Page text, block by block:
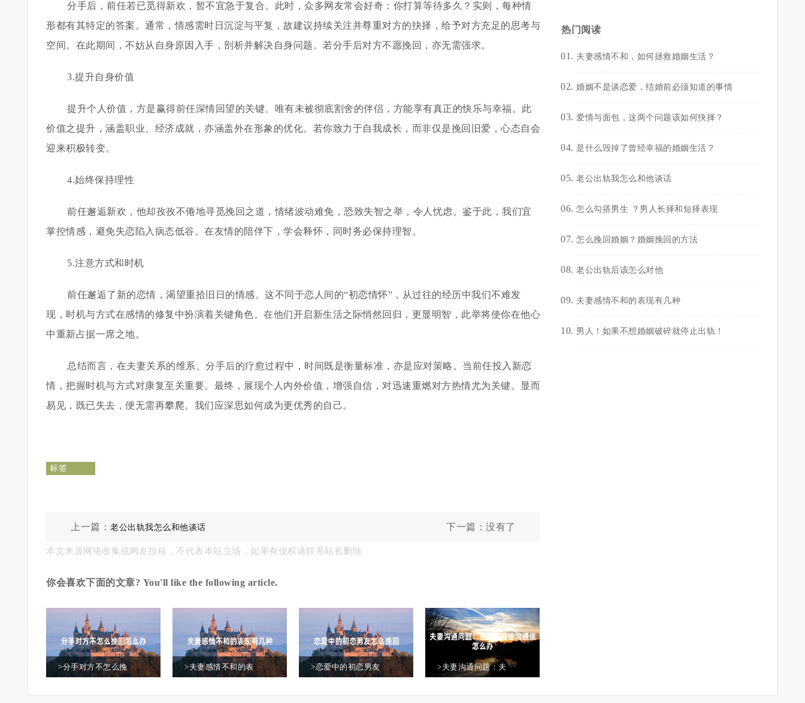
分手后，前任若已觅得新欢，暂不宜急于复合。此时，众多网友常会好奇：你打算等待多久？实则，每种情
形都有其特定的答案。通常，情感需时日沉淀与平复，故建议持续关注并尊重对方的抉择，给予对方充足的思考与
空间。在此期间，不妨从自身原因入手，剖析并解决自身问题。若分手后对方不愿挽回，亦无需强求。
3.提升自身价值
提升个人价值，方是赢得前任深情回望的关键。唯有未被彻底割舍的伴侣，方能享有真正的快乐与幸福。此
价值之提升，涵盖职业、经济成就，亦涵盖外在形象的优化。若你致力于自我成长，而非仅是挽回旧爱，心态自会
迎来积极转变。
4.始终保持理性
前任邂逅新欢，他却孜孜不倦地寻觅挽回之道，情绪波动难免，恐致失智之举，令人忧虑。鉴于此，我们宜
掌控情感，避免失恋陷入病态低谷。在友情的陪伴下，学会释怀，同时务必保持理智。
5.注意方式和时机
前任邂逅了新的恋情，渴望重拾旧日的情感。这不同于恋人间的“初恋情怀”，从过往的经历中我们不难发
现，时机与方式在感情的修复中扮演着关键角色。在他们开启新生活之际悄然回归，更显明智，此举将使你在他心
中重新占据一席之地。
总结而言，在夫妻关系的维系、分手后的疗愈过程中，时间既是衡量标准，亦是应对策略。当前任投入新恋
情，把握时机与方式对康复至关重要。最终，展现个人内外价值，增强自信，对迅速重燃对方热情尤为关键。显而
易见，既已失去，便无需再攀爬。我们应深思如何成为更优秀的自己。
标签
上一篇：老公出轨我怎么和他谈话 下一篇：没有了
本文来源网络收集或网友投稿，不代表本站立场，如果有侵权请联系站长删除
你会喜欢下面的文章? You'll like the following article.
>分手对方不怎么挽 >夫妻感情不和的表 >恋爱中的初恋男友 >夫妻沟通问题：夫
热门阅读
夫妻感情不和，如何拯救婚姻生活？
婚姻不是谈恋爱，结婚前必须知道的事情
爱情与面包，这两个问题该如何抉择？
是什么毁掉了曾经幸福的婚姻生活？
老公出轨我怎么和他谈话
怎么勾搭男生 ？男人长择和短择表现
怎么挽回婚姻？婚姻挽回的方法
老公出轨后该怎么对他
夫妻感情不和的表现有几种
男人！如果不想婚姻破碎就停止出轨！